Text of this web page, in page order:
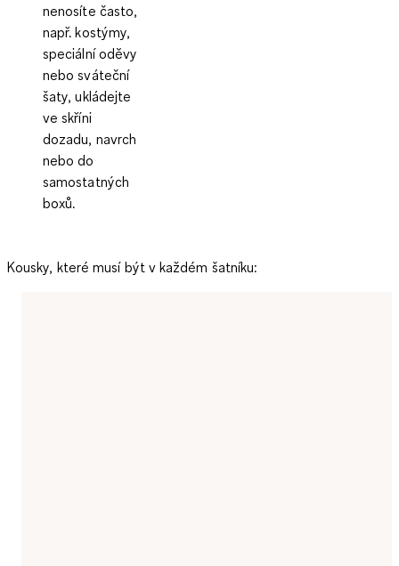
nenosíte často,
např. kostýmy,
speciální oděvy
nebo sváteční
šaty, ukládejte
ve skříni
dozadu, navrch
nebo do
samostatných
boxů.
Kousky, které musí být v každém šatníku: